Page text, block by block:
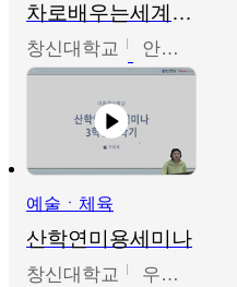
차로배우는세계문화
창신대학교 안소영
예술ㆍ체육
산학연미용세미나
창신대학교 우미옥,오윤경,박선이